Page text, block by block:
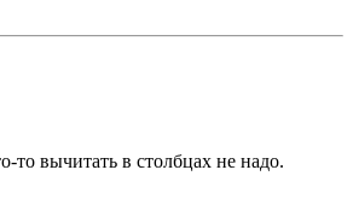
вычитать в столбцах не надо.